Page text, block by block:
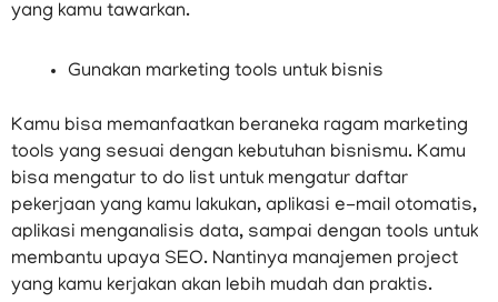
yang kamu tawarkan.
Gunakan marketing tools untuk bisnis
Kamu bisa memanfaatkan beraneka ragam marketing
tools yang sesuai dengan kebutuhan bisnismu. Kamu
bisa mengatur to do list untuk mengatur daftar
pekerjaan yang kamu lakukan, aplikasi e-mail otomatis,
aplikasi menganalisis data, sampai dengan tools untuk
membantu upaya SEO. Nantinya manajemen project
yang kamu kerjakan akan lebih mudah dan praktis.